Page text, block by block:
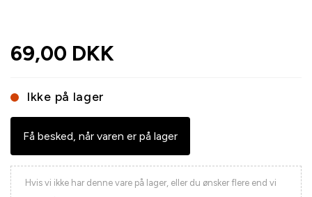
69,00 DKK
Ikke på lager
Få besked, når varen er på lager
Hvis vi ikke har denne vare på lager, eller du ønsker flere end vi